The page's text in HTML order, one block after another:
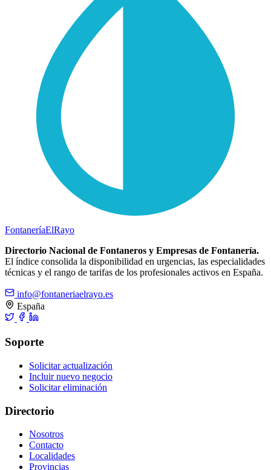
FontaneríaElRayo
Directorio Nacional de Fontaneros y Empresas de Fontanería.
El índice consolida la disponibilidad en urgencias, las especialidades
técnicas y el rango de tarifas de los profesionales activos en España.
info@fontaneriaelrayo.es
España
Soporte
Solicitar actualización
Incluir nuevo negocio
Solicitar eliminación
Directorio
Nosotros
Contacto
Localidades
Provincias